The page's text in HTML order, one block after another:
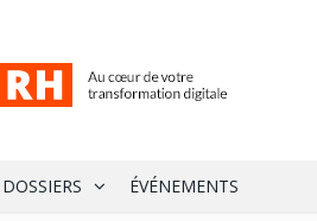
DOSSIERS ÉVÉNEMENTS